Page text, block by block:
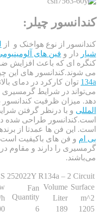
چیلر:
از نوع هواخنک و از
وفین های آلومینیومی
ای که باعث افزایش ضریب
های این چیلر با
در شرایط گرمسیری به
ظرفیت کندانسور با توجه
و با درنظر گرفتن شرایط
فن ها عمدتا از برندهای
فن های باکیفیت است که
را دارند و مقاوم در برابر
252022Y R134a – 2
Volume
Fan
Quantity
Airflow
Liter
m^3/h
189
6